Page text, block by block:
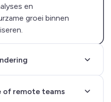
en
groei binnen
of remote teams